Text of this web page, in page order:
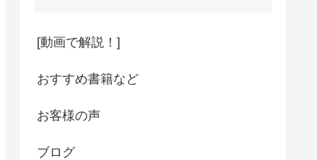
[動画で解説！]
おすすめ書籍など
お客様の声
ブログ